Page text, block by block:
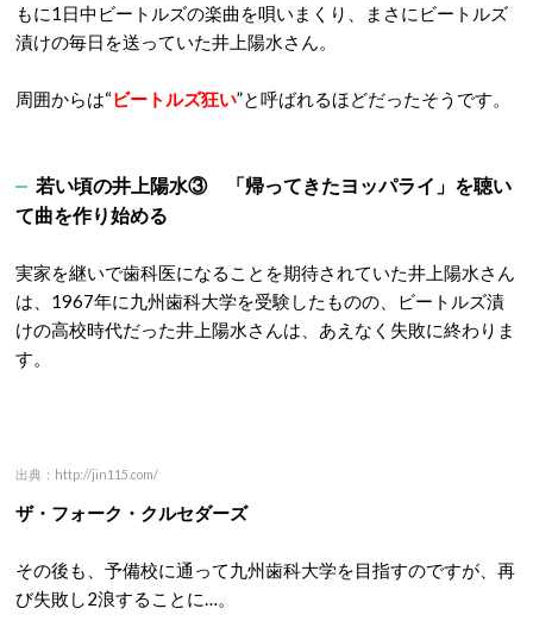
もに1日中ビートルズの楽曲を唄いまくり、まさにビートルズ
漬けの毎日を送っていた井上陽水さん。
周囲からは“ビートルズ狂い”と呼ばれるほどだったそうです。
若い頃の井上陽水③ 「帰ってきたヨッパライ」を聴い
て曲を作り始める
実家を継いで歯科医になることを期待されていた井上陽水さん
は、1967年に九州歯科大学を受験したものの、ビートルズ漬
けの高校時代だった井上陽水さんは、あえなく失敗に終わりま
す。
出典：http://jin115.com/
ザ・フォーク・クルセダーズ
その後も、予備校に通って九州歯科大学を目指すのですが、再
び失敗し2浪することに…。